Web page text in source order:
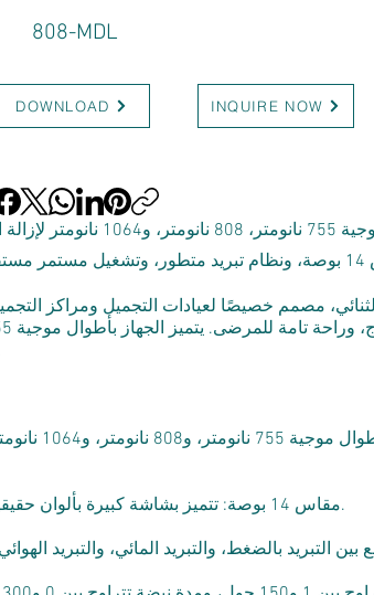
808-MDL
DOWNLOAD INQUIRE NOW
تقنية
شاشة لمس 4K مقاس 14 بوصة: تتميز بشاشة كبيرة بألوان حقيقية لضمان وضوح الرؤية وسهولة الاستخدام.